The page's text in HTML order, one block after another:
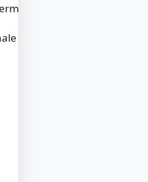
lung
moderne